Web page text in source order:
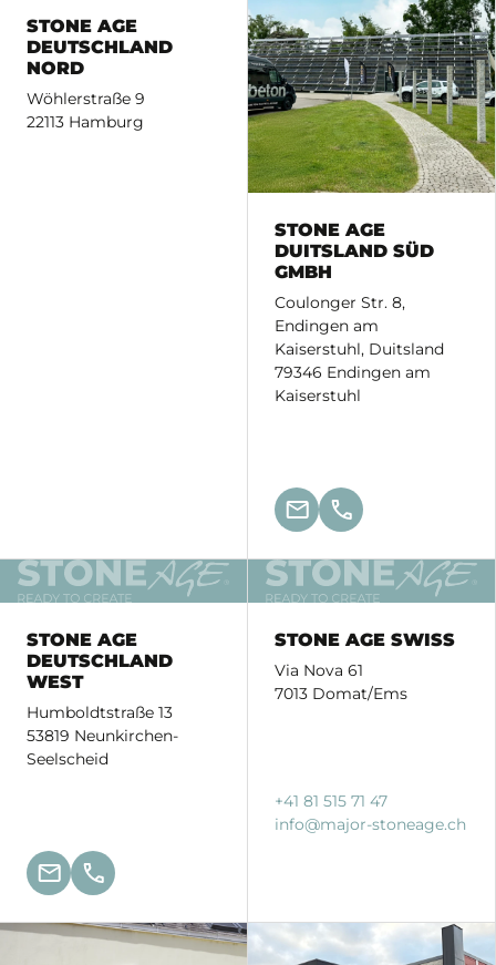
STONE AGE
DEUTSCHLAND
NORD
Wöhlerstraße 9
22113 Hamburg
STONE AGE
DUITSLAND SÜD
GMBH
Coulonger Str. 8,
Endingen am
Kaiserstuhl, Duitsland
79346 Endingen am
Kaiserstuhl
STONE AGE
DEUTSCHLAND
WEST
Humboldtstraße 13
53819 Neunkirchen-
Seelscheid
STONE AGE SWISS
Via Nova 61
7013 Domat/Ems
+41 81 515 71 47
info@major-stoneage.ch